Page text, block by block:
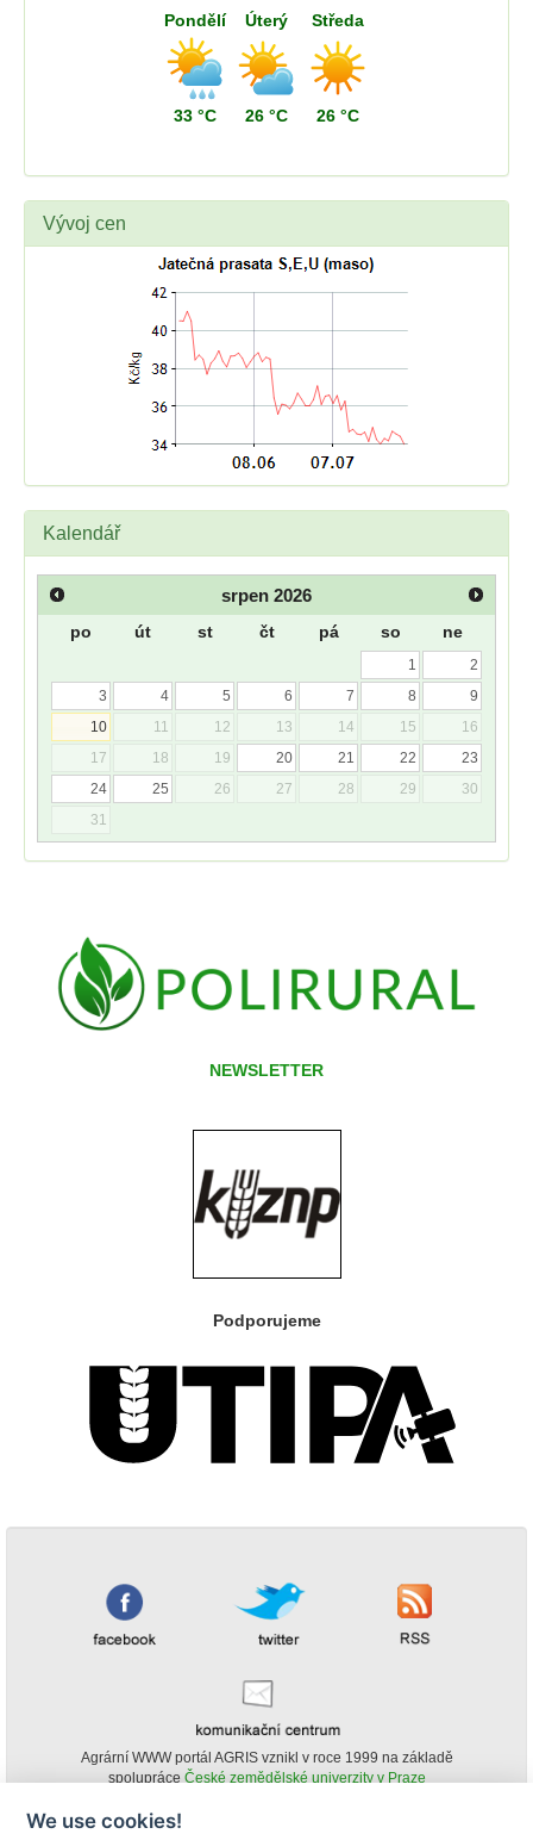
Pondělí
33 °C
Úterý
26 °C
Středa
26 °C
Vývoj cen
Kalendář
srpen 2026
po út st čt pá so ne
1
2
3
4 5 6 7 8
9
10
11 12 13 14 15
16
17
18 19 20 21 22
23
24
25 26 27 28 29
30
31
NEWSLETTER
Podporujeme
Agrární WWW portál AGRIS vznikl v roce 1999 na základě
spolupráce České zemědělské univerzity v Praze
We use cookies!